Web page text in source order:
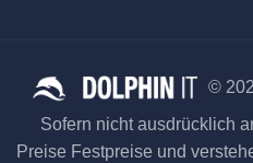
©
Sofern nicht ausdrücklich
Preise Festpreise und